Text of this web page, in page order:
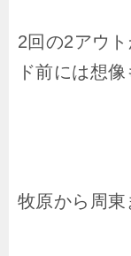
2回の2アウ
ド前には想
牧原から周東